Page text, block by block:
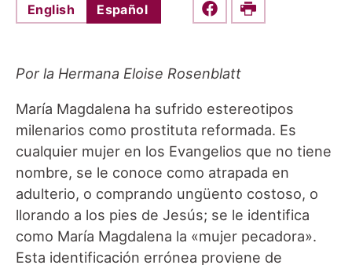
English Español Share this on Facebook
Print
Por la Hermana Eloise Rosenblatt
María Magdalena ha sufrido estereotipos
milenarios como prostituta reformada. Es
cualquier mujer en los Evangelios que no tiene
nombre, se le conoce como atrapada en
adulterio, o comprando ungüento costoso, o
llorando a los pies de Jesús; se le identifica
como María Magdalena la «mujer pecadora».
Esta identificación errónea proviene de